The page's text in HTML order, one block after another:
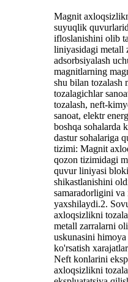
Magnit
suyuqlik
ifloslanishini olib
liniyasidagi metall
adsorbsiyalash
magnitlarning
shu bilan tozalash
tozalagichlar
tozalash, neft-
sanoat, elektr
boshqa sohalarda
dastur sohalariga
tizimi: Magnit
qozon tizimidagi
quvur liniyasi
shikastlanishini
samaradorligini va
yaxshilaydi.2.
axloqsizlikni
metall zarralarni
uskunasini
ko'rsatish
Neft konlarini
axloqsizlikni